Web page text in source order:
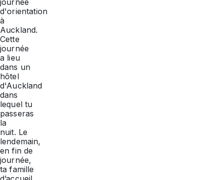
journée
d'orientation
à
Auckland.
Cette
journée
a lieu
dans un
hôtel
d'Auckland
dans
lequel tu
passeras
la
nuit. Le
lendemain,
en fin de
journée,
ta famille